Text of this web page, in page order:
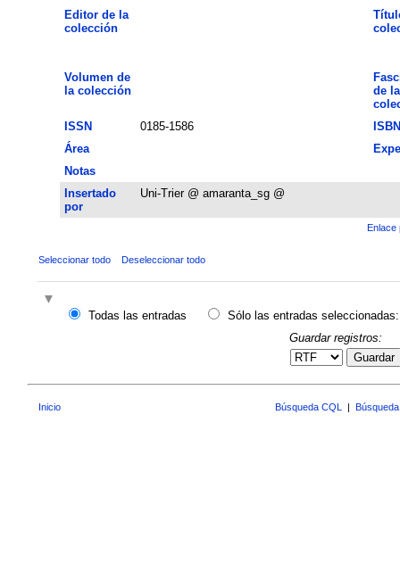
Editor de la
colección
Volumen de
la colección
de la
ISSN
0185-1586
ISBN
Área
Notas
Insertado
por
Uni-Trier @ amaranta_sg @
Enlace
Seleccionar todo Deseleccionar todo
Todas las entradas
Sólo las entradas seleccionadas:
Guardar registros:
Guardar
Inicio Búsqueda CQL